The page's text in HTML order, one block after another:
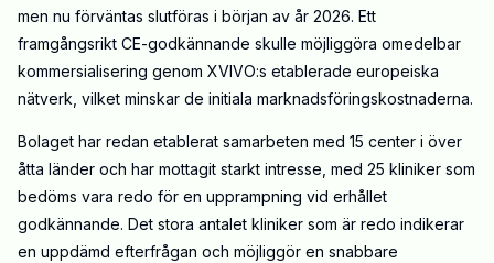
men nu förväntas slutföras i början av år 2026. Ett
framgångsrikt CE-godkännande skulle möjliggöra omedelbar
kommersialisering genom XVIVO:s etablerade europeiska
nätverk, vilket minskar de initiala marknadsföringskostnaderna.
Bolaget har redan etablerat samarbeten med 15 center i över
åtta länder och har mottagit starkt intresse, med 25 kliniker som
bedöms vara redo för en upprampning vid erhållet
godkännande. Det stora antalet kliniker som är redo indikerar
en uppdämd efterfrågan och möjliggör en snabbare